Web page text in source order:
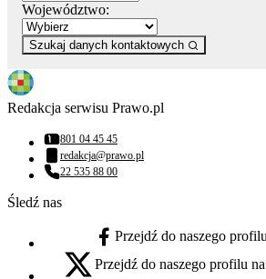
Województwo:
Szukaj danych kontaktowych
Redakcja serwisu Prawo.pl
Numer telefonu:
801 04 45 45
Adres email:
redakcja@prawo.pl
Numer telefonu:
22 535 88 00
Śledź nas
facebook - otwiera się w nowej karcie
Przejdź do naszego
x - otwiera się w nowej karcie
Przejdź do naszego profilu